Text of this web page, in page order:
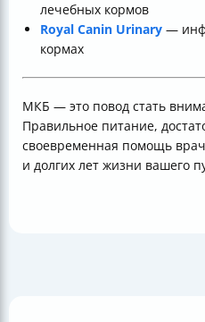
лечебных кормов
Royal Canin Urinary —
кормах
МКБ — это повод стать
Правильное питание,
своевременная помощь
и долгих лет жизни вашего